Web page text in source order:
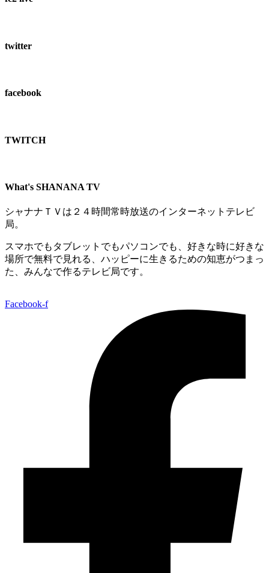
twitter
facebook
TWITCH​
What's SHANANA TV
シャナナＴＶは２４時間常時放送のインターネットテレビ
局。
スマホでもタブレットでもパソコンでも、好きな時に好きな
場所で無料で見れる、 ハッピーに生きるための知恵がつまっ
た、みんなで作るテレビ局です。
Facebook-f